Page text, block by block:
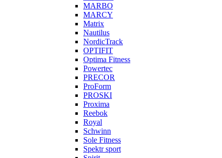
MARBO
MARCY
Matrix
Nautilus
NordicTrack
OPTIFIT
Optima Fitness
Powertec
PRECOR
ProForm
PROSKI
Proxima
Reebok
Royal
Schwinn
Sole Fitness
Spektr sport